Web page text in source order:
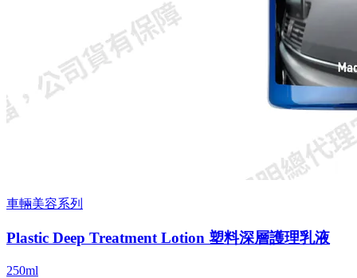
車輛美容系列
Plastic Deep Treatment Lotion 塑料深層護理乳液
250ml